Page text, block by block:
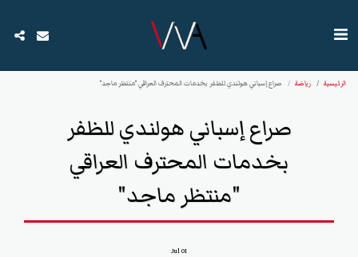
الرئيسية رياضة صراع إسباني هولندي للظفر بخدمات المحترف العراقي "منتظر ماجد"
صراع إسباني هولندي للظفر
بخدمات المحترف العراقي
"منتظر ماجد"
01
Jul